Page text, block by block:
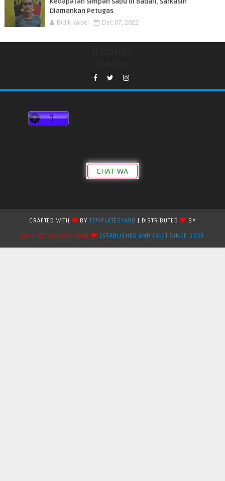
Diamankan Petugas
Bidik Kalsel Dec 07, 2022
CHAT WA
CRAFTED WITH BYTEMPLATESYARD | DISTRIBUTED
BY
TEMPLATES2909MMXXII
ESTABLISHED AND EXIST SINCE 2013